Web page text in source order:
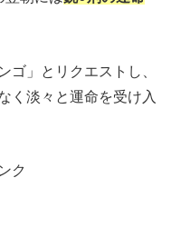
ゴ」とリクエストし、
く淡々と運命を受け入
ク